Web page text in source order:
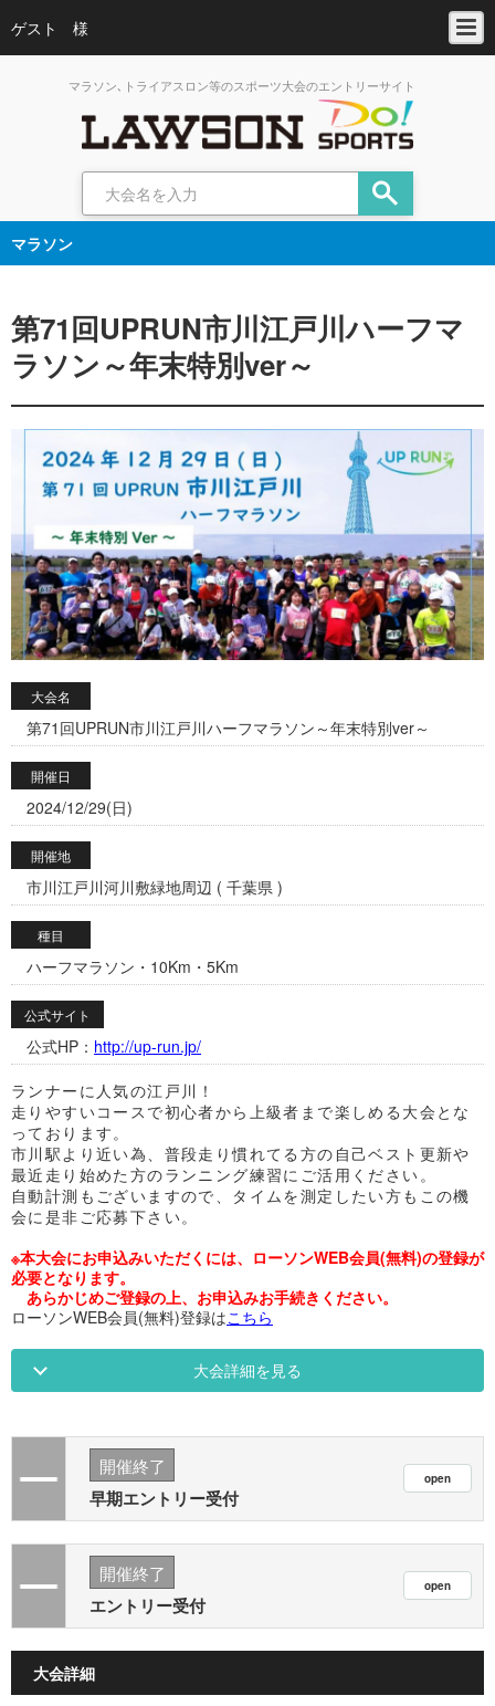
ゲスト 様
マラソン､トライアスロン等のスポーツ大会のエントリーサイト
マラソン
第71回UPRUN市川江戸川ハーフマ
ラソン～年末特別ver～
大会名
第71回UPRUN市川江戸川ハーフマラソン～年末特別ver～
開催日
2024/12/29(日)
開催地
市川江戸川河川敷緑地周辺 ( 千葉県 )
種目
ハーフマラソン・10Km・5Km
公式サイト
公式HP： http://up-run.jp/
ランナーに人気の江戸川！
走りやすいコースで初心者から上級者まで楽しめる大会とな
っております。
市川駅より近い為、普段走り慣れてる方の自己ベスト更新や
最近走り始めた方のランニング練習にご活用ください。
自動計測もございますので、タイムを測定したい方もこの機
会に是非ご応募下さい。
※本大会にお申込みいただくには、ローソンWEB会員(無料)の登録が
必要となります。
あらかじめご登録の上、お申込みお手続きください。
ローソンWEB会員(無料)登録はこちら
大会詳細を見る
開催終了
早期エントリー受付
開催終了
エントリー受付
大会詳細